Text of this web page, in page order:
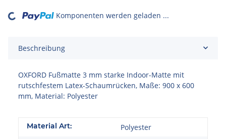
Loading... Komponenten werden geladen ...
Beschreibung
OXFORD Fußmatte 3 mm starke Indoor-Matte mit
rutschfestem Latex-Schaumrücken, Maße: 900 x 600
mm, Material: Polyester
Material Art: Polyester